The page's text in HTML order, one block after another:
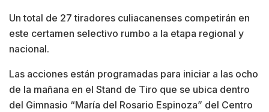
Un total de 27 tiradores culiacanenses competirán en
este certamen selectivo rumbo a la etapa regional y
nacional.
Las acciones están programadas para iniciar a las ocho
de la mañana en el Stand de Tiro que se ubica dentro
del Gimnasio “María del Rosario Espinoza” del Centro